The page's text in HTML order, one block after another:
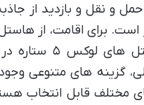
حمل و نقل و بازدید از
برای اقامت، از
گرفته تا هتل
گزینه های متنوعی
مختلف قابل انتخاب